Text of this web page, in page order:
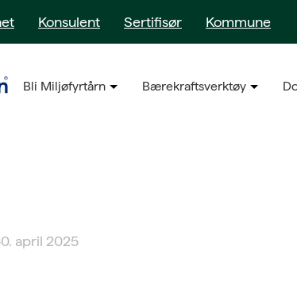
Konsulent Sertifisør Kommune
Bli Miljøfyrtårn Bærekraftsverktøy
april 2025